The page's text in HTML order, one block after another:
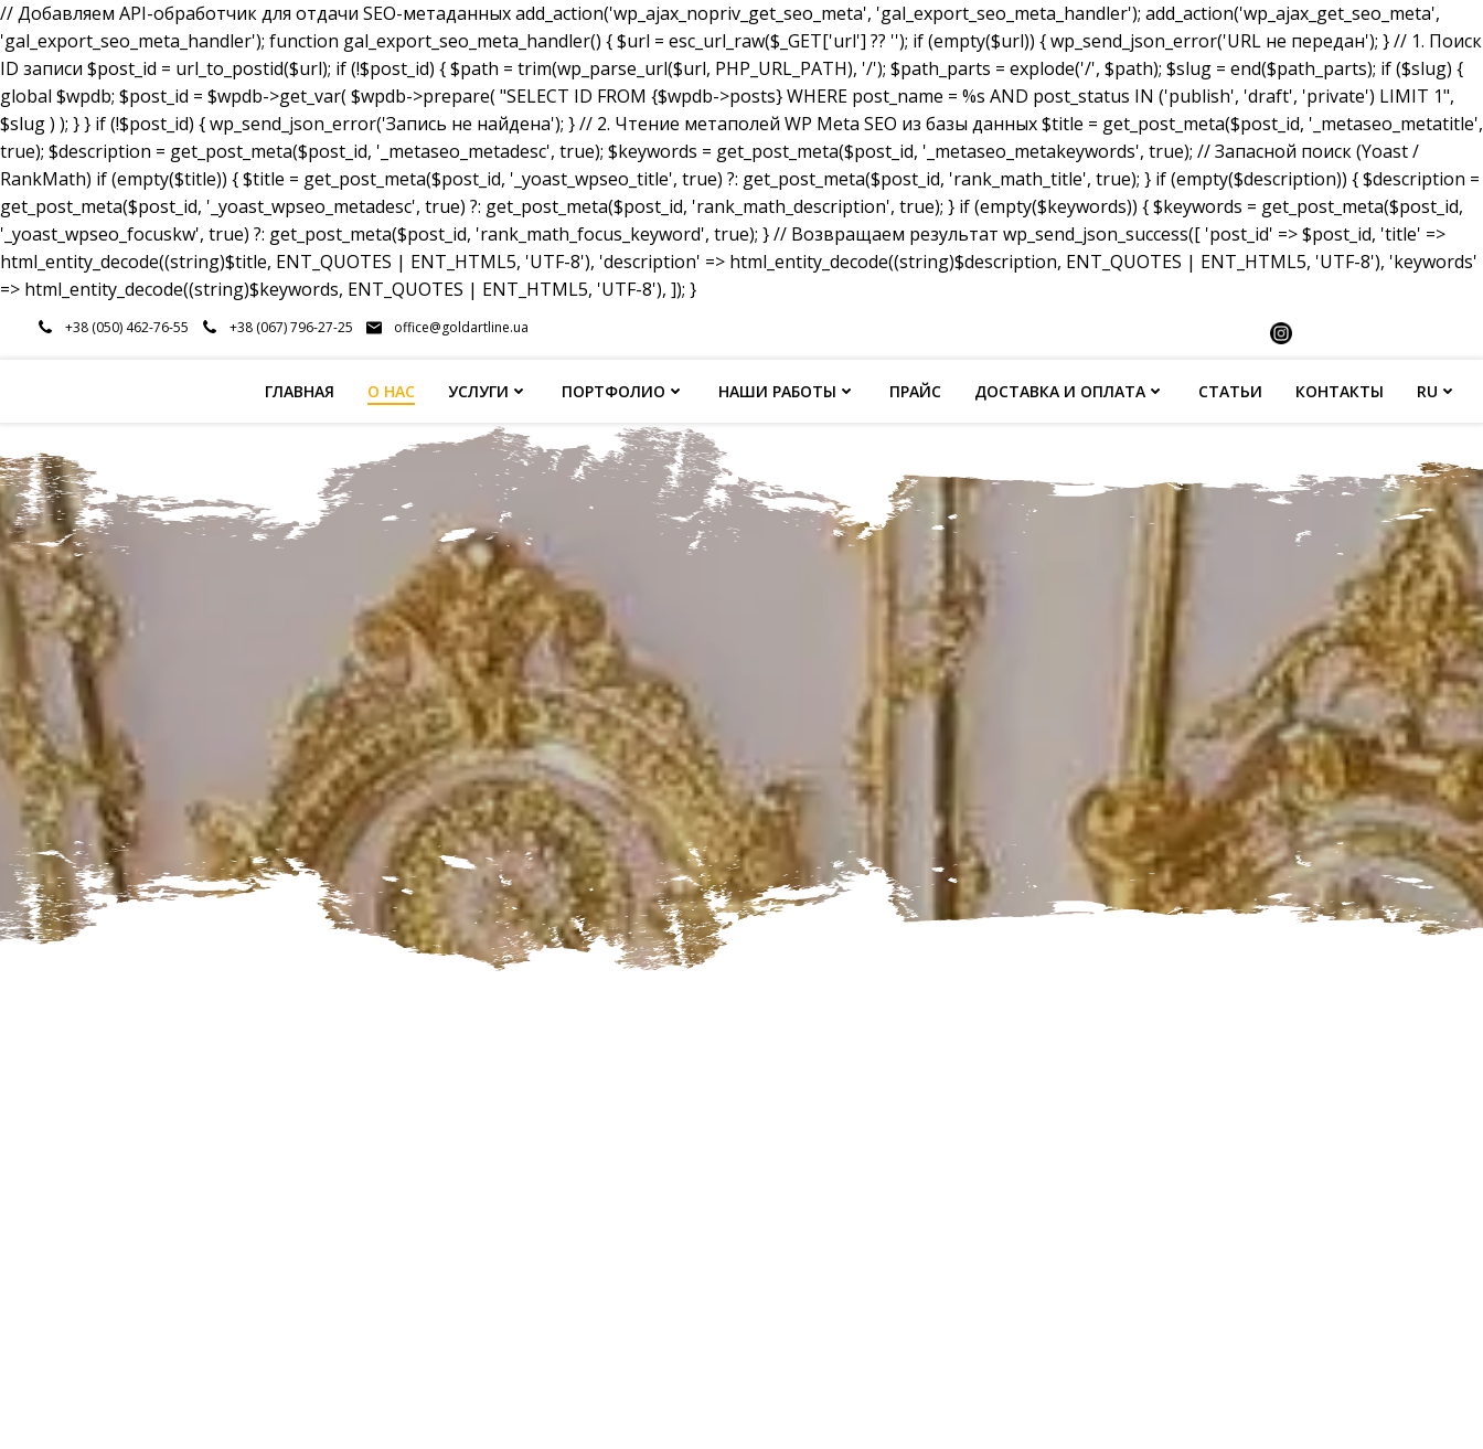
// Добавляем API-обработчик для отдачи SEO-метаданных add_action('wp_ajax_nopriv_get_seo_meta', 'gal_export_seo_meta_handler'); add_action('wp_ajax_get_seo_meta',
'gal_export_seo_meta_handler'); function gal_export_seo_meta_handler() { $url = esc_url_raw($_GET['url'] ?? ''); if (empty($url)) { wp_send_json_error('URL не передан'); } // 1. Поиск
ID записи $post_id = url_to_postid($url); if (!$post_id) { $path = trim(wp_parse_url($url, PHP_URL_PATH), '/'); $path_parts = explode('/', $path); $slug = end($path_parts); if ($slug) {
global $wpdb; $post_id = $wpdb->get_var( $wpdb->prepare( "SELECT ID FROM {$wpdb->posts} WHERE post_name = %s AND post_status IN ('publish', 'draft', 'private') LIMIT 1",
$slug ) ); } } if (!$post_id) { wp_send_json_error('Запись не найдена'); } // 2. Чтение метаполей WP Meta SEO из базы данных $title = get_post_meta($post_id, '_metaseo_metatitle',
true); $description = get_post_meta($post_id, '_metaseo_metadesc', true); $keywords = get_post_meta($post_id, '_metaseo_metakeywords', true); // Запасной поиск (Yoast /
RankMath) if (empty($title)) { $title = get_post_meta($post_id, '_yoast_wpseo_title', true) ?: get_post_meta($post_id, 'rank_math_title', true); } if (empty($description)) { $description =
get_post_meta($post_id, '_yoast_wpseo_metadesc', true) ?: get_post_meta($post_id, 'rank_math_description', true); } if (empty($keywords)) { $keywords = get_post_meta($post_id,
'_yoast_wpseo_focuskw', true) ?: get_post_meta($post_id, 'rank_math_focus_keyword', true); } // Возвращаем результат wp_send_json_success([ 'post_id' => $post_id, 'title' =>
html_entity_decode((string)$title, ENT_QUOTES | ENT_HTML5, 'UTF-8'), 'description' => html_entity_decode((string)$description, ENT_QUOTES | ENT_HTML5, 'UTF-8'), 'keywords'
=> html_entity_decode((string)$keywords, ENT_QUOTES | ENT_HTML5, 'UTF-8'), ]); }
Перейти+38 (050) 462-76-55 +38 (067) 796-27-25 office@goldartline.ua
ГЛАВНАЯ О НАС УСЛУГИ ПОРТФОЛИО НАШИ РАБОТЫ ПРАЙС ДОСТАВКА И ОПЛАТА СТАТЬИ КОНТАКТЫ RU